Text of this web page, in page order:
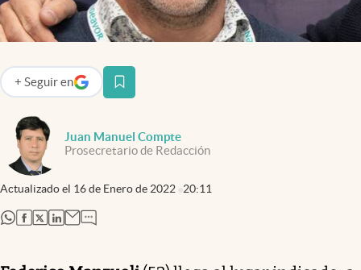
Juan Manuel Compte
Prosecretario de Redacción
Actualizado el 16 de Enero de 2022 20:11
+ Seguir en
abre en nueva pestaña
abre en nueva pestaña
abre en nueva pestaña
abre en nueva pestaña
abre en nueva pestaña